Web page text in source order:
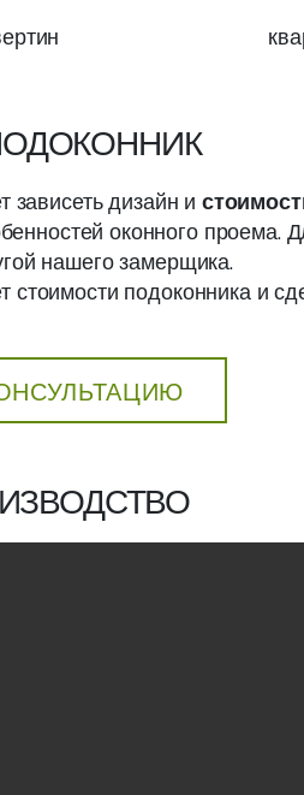
зависеть дизайн и
оконного
нашего замерщика.
подоконника и